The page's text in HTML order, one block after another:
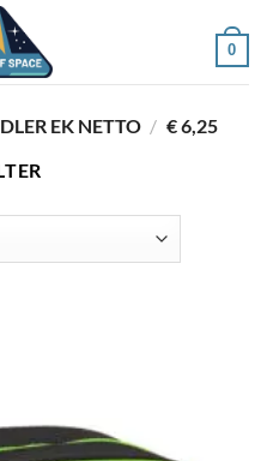
0
EK NETTO / € 6,25